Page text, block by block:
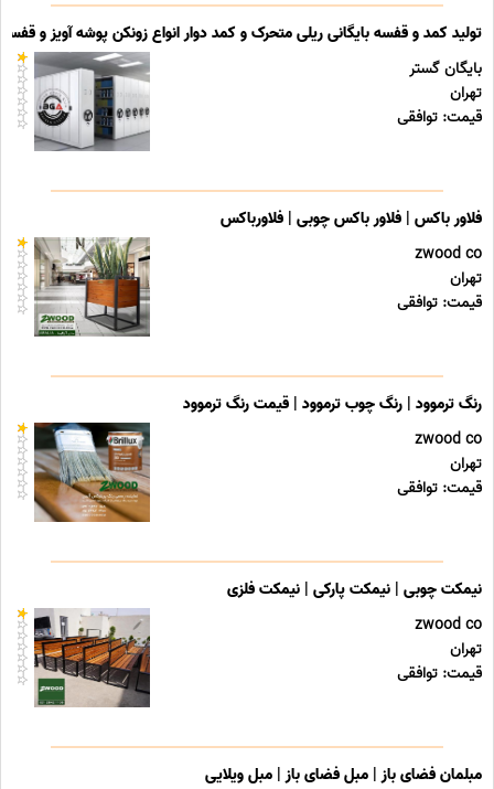
تولید کمد و قفسه بایگانی ریلی متحرک و کمد دوار انواع زونکن پوشه آویز و قفسه
بایگان گستر
تهران
قیمت: توافقی
فلاور باکس | فلاور باکس چوبی | فلاورباکس
zwood co
تهران
قیمت: توافقی
رنگ ترموود | رنگ چوب ترموود | قیمت رنگ ترموود
zwood co
تهران
قیمت: توافقی
نیمکت چوبی | نیمکت پارکی | نیمکت فلزی
zwood co
تهران
قیمت: توافقی
مبلمان فضای باز | مبل فضای باز | مبل ویلایی